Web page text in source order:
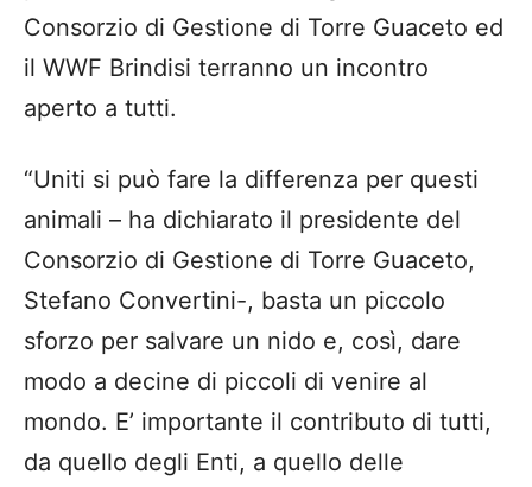
Consorzio di Gestione di Torre Guaceto ed
il WWF Brindisi terranno un incontro
aperto a tutti.
“Uniti si può fare la differenza per questi
animali – ha dichiarato il presidente del
Consorzio di Gestione di Torre Guaceto,
Stefano Convertini-, basta un piccolo
sforzo per salvare un nido e, così, dare
modo a decine di piccoli di venire al
mondo. E’ importante il contributo di tutti,
da quello degli Enti, a quello delle